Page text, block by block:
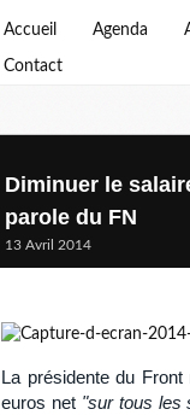
Accueil Agenda
Contact
Diminuer le
parole du FN
13 Avril 2014
La présidente du Front
euros net "sur tous les